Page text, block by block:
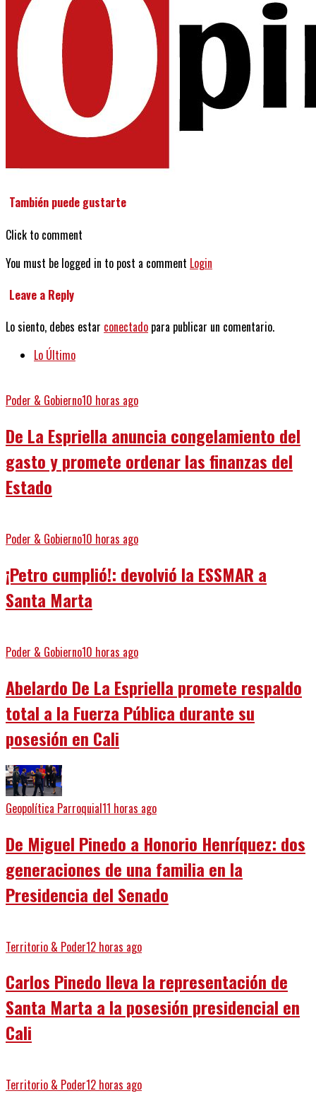
También puede gustarte
Click to comment
You must be logged in to post a comment Login
Leave a Reply
Lo siento, debes estar conectado para publicar un comentario.
Lo Último
Poder & Gobierno10 horas ago
De La Espriella anuncia congelamiento del
gasto y promete ordenar las finanzas del
Estado
Poder & Gobierno10 horas ago
¡Petro cumplió!: devolvió la ESSMAR a
Santa Marta
Poder & Gobierno10 horas ago
Abelardo De La Espriella promete respaldo
total a la Fuerza Pública durante su
posesión en Cali
Geopolítica Parroquial11 horas ago
De Miguel Pinedo a Honorio Henríquez: dos
generaciones de una familia en la
Presidencia del Senado
Territorio & Poder12 horas ago
Carlos Pinedo lleva la representación de
Santa Marta a la posesión presidencial en
Cali
Territorio & Poder12 horas ago